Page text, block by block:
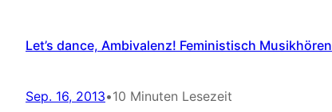
Let’s dance, Ambivalenz! Feministisch Musikhören
Sep. 16, 2013•10 Minuten Lesezeit